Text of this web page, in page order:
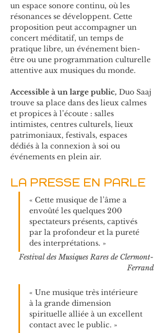
un espace sonore continu, où les
résonances se développent. Cette
proposition peut accompagner un
concert méditatif, un temps de
pratique libre, un événement bien-
être ou une programmation culturelle
attentive aux musiques du monde.
Accessible à un large public, Duo Saaj
trouve sa place dans des lieux calmes
et propices à l’écoute : salles
intimistes, centres culturels, lieux
patrimoniaux, festivals, espaces
dédiés à la connexion à soi ou
événements en plein air.
LA PRESSE EN PARLE
« Cette musique de l’âme a
envoûté les quelques 200
spectateurs présents, captivés
par la profondeur et la pureté
des interprétations. »
Festival des Musiques Rares de Clermont-
Ferrand
« Une musique très intérieure
à la grande dimension
spirituelle alliée à un excellent
contact avec le public. »